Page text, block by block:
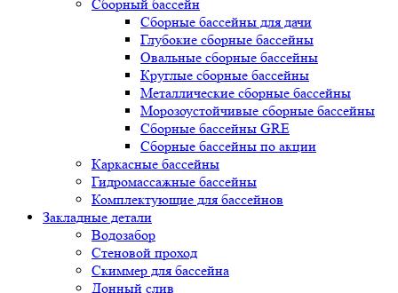
Сборный бассейн
Сборные бассейны для дачи
Глубокие сборные бассейны
Овальные сборные бассейны
Круглые сборные бассейны
Металлические сборные бассейны
Морозоустойчивые сборные бассейны
Сборные бассейны GRE
Сборные бассейны по акции
Каркасные бассейны
Гидромассажные бассейны
Комплектующие для бассейнов
Закладные детали
Водозабор
Стеновой проход
Скиммер для бассейна
Донный слив